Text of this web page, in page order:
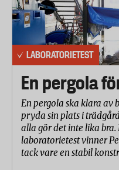
sandpapper.
– Barnen kryper
ner för backar där
snö. De rör sig ju på
försökt efterlikna,
Den overall som
var testvinnaren
sandpappret snurra
gick sönder.
LABORATORIETEST
En pergola
En pergola ska klara av
pryda sin plats i
alla gör det inte lika bra.
laboratorietest vinner
tack vare en stabil